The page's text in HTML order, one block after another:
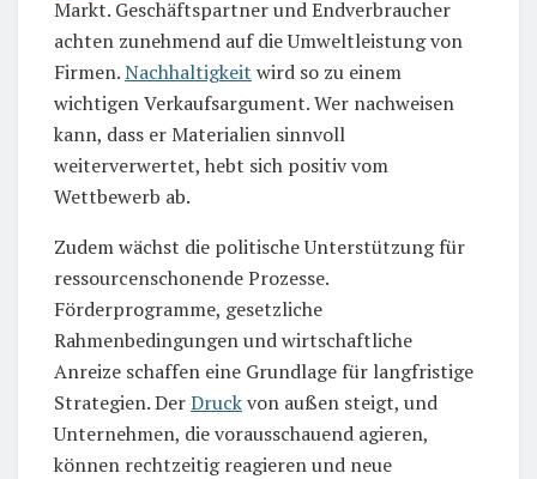
Markt. Geschäftspartner und Endverbraucher
achten zunehmend auf die Umweltleistung von
Firmen.Nachhaltigkeit wird so zu einem
wichtigen Verkaufsargument. Wer nachweisen
kann, dass er Materialien sinnvoll
weiterverwertet, hebt sich positiv vom
Wettbewerb ab.
Zudem wächst die politische Unterstützung für
ressourcenschonende Prozesse.
Förderprogramme, gesetzliche
Rahmenbedingungen und wirtschaftliche
Anreize schaffen eine Grundlage für langfristige
Strategien. DerDruckvon außen steigt, und
Unternehmen, die vorausschauend agieren,
können rechtzeitig reagieren und neue